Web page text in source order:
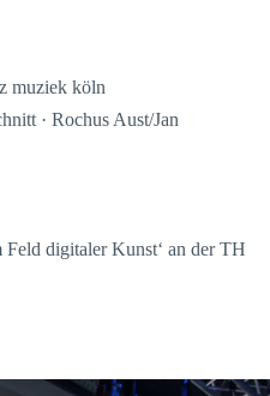
muziek köln
· Rochus Aust/Jan
digitaler Kunst‘ an der TH